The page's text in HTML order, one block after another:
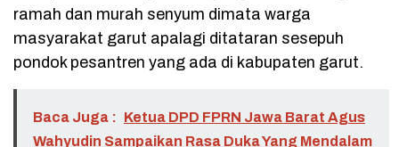
ramah dan murah senyum dimata warga
masyarakat garut apalagi ditataran sesepuh
pondok pesantren yang ada di kabupaten garut.
Baca Juga : Ketua DPD FPRN Jawa Barat Agus
Wahyudin Sampaikan Rasa Duka Yang Mendalam